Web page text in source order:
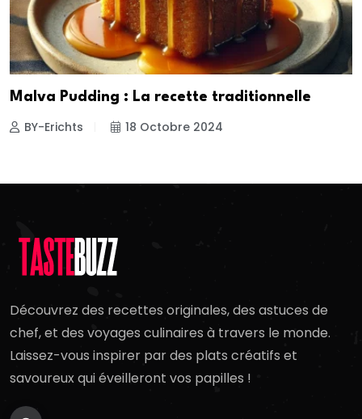
Malva Pudding : La recette traditionnelle
BY-Erichts 18 Octobre 2024
Découvrez des recettes originales, des astuces de
chef, et des voyages culinaires à travers le monde.
Laissez-vous inspirer par des plats créatifs et
savoureux qui éveilleront vos papilles !